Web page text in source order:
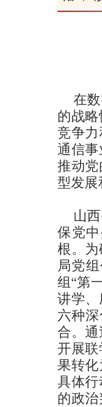
在
的战
竞争
通信
推动
型发展
山
保党
根。
局党
组“第
讲学
六种
合。
开展
果转
具体
的政